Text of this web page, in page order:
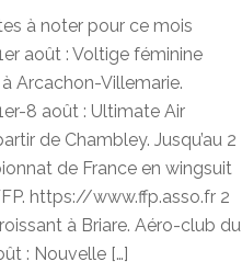
à noter pour ce mois
août : Voltige féminine
Arcachon-Villemarie.
8 août : Ultimate Air
de Chambley. Jusqu’au 2
de France en wingsuit
https://www.ffp.asso.fr 2
à Briare. Aéro-club du
: Nouvelle […]